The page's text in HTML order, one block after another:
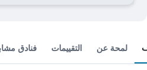
لمحة عن التقييمات فنادق